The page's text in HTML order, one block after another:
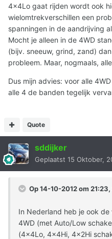
4x4Lo gaat rijden wordt ook
wielomtrekverschillen een
spanningen in de aandrijving
Mocht je alleen in de 4WD
(bijv. sneeuw, grind, zand)
probleem. Maar, nogmaals,
Dus mijn advies: voor alle
alle 4 de banden tegelijk
Quote
sddijker
Geplaatst 15 Oktober,
Op 14-10-2012 om
In Nederland heb je ook
4WD (met Auto/Low
(4x4Lo, 4x4Hi, 4x2Hi